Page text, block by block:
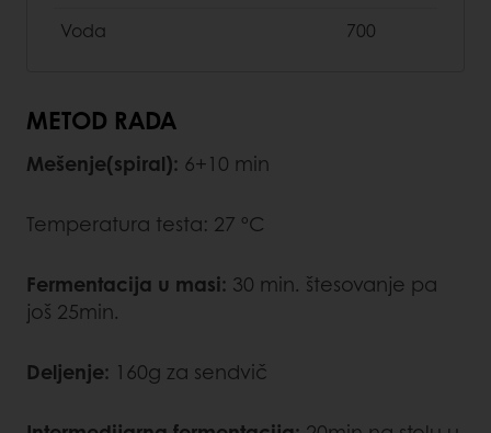
Voda
700
METOD RADA
Mešenje(spiral): 6+10 min
Temperatura testa: 27 ºC
Fermentacija u masi: 30 min. štesovanje pa
još 25min.
Deljenje: 160g za sendvič